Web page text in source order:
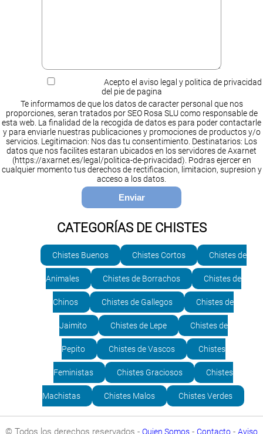
Acepto el aviso legal y politica de privacidad
del pie de pagina
Te informamos de que los datos de caracter personal que nos
proporciones, seran tratados por SEO Rosa SLU como responsable de
esta web. La finalidad de la recogida de datos es para poder contactarle
y para enviarle nuestras publicaciones y promociones de productos y/o
servicios. Legitimacion: Nos das tu consentimiento. Destinatarios: Los
datos que nos facilites estaran ubicados en los servidores de Axarnet
(https://axarnet.es/legal/politica-de-privacidad). Podras ejercer en
cualquier momento tus derechos de rectificacion, limitacion, supresion y
acceso a los datos.
CATEGORÍAS DE CHISTES
Chistes Buenos Chistes Cortos Chistes de
Animales Chistes de Borrachos Chistes de
Chinos Chistes de Gallegos Chistes de
Jaimito Chistes de Lepe Chistes de
Pepito Chistes de Vascos Chistes
Feministas Chistes Graciosos Chistes
Machistas Chistes Malos Chistes Verdes
© Todos los derechos reservados - Quien Somos - Contacto - Aviso